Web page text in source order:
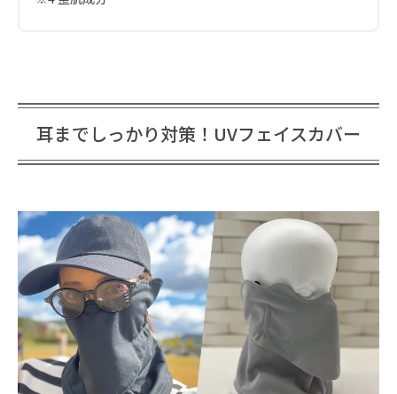
耳までしっかり対策！UVフェイスカバー